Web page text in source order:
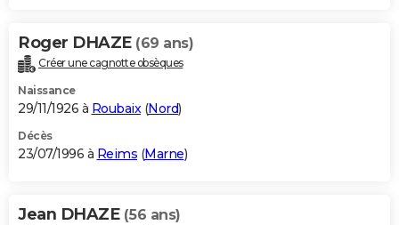
Roger DHAZE (69 ans)
Créer une cagnotte obsèques
Naissance
29/11/1926 à Roubaix(Nord)
Décès
23/07/1996 à Reims (Marne)
Jean DHAZE (56 ans)